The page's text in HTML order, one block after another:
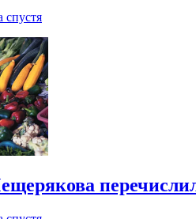
спустя